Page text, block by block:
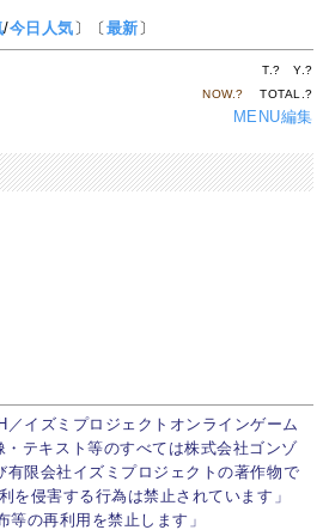
/今日人気 〕〔 最新 〕
T.? Y.?
NOW.? TOTAL.?
MENU編集
／イズミプロジェクトオンラインゲーム
・テキスト等のすべては株式会社ゴンゾ
有限会社イズミプロジェクトの著作物で
を侵害する行為は禁止されています」
等の再利用を禁止します」